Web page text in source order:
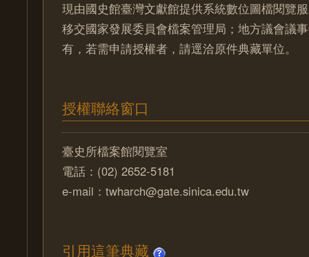
現由國史館臺灣文獻館提供系統數位圖檔閱覽
移交國家發展委員會檔案管理局；地方議會議
有，若需申請授權者，請逕洽原件典藏單位。
授權聯絡窗口
臺史所檔案館閱覽室
電話：(02) 2652-5181
e-mail：twharch@gate.sinica.edu.tw
引用這筆典藏